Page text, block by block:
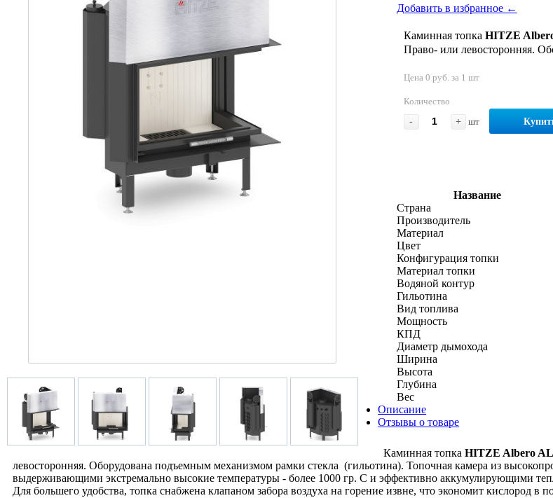
Добавить в избранное ←
Каминная топка HITZE
Право- или левосторонняя.
Цена 0 руб. за 1 шт
Количество
-
+ шт
Название
Страна
Производитель
Материал
Цвет
Конфигурация топки
Материал топки
Водяной контур
Гильотина
Вид топлива
Мощность
КПД
Диаметр дымохода
Ширина
Высота
Глубина
Вес
Описание
Отзывы о товаре
Каминная топкаHITZE Albero
левосторонняя. Оборудована подъемным механизмом рамки стекла (гильотина). Топочная камера из
выдерживающими экстремально высокие температуры - более 1000 гр. С и эффективно аккумулирующими
Для большего удобства, топка снабжена клапаном забора воздуха на горение извне, что экономит кислород в